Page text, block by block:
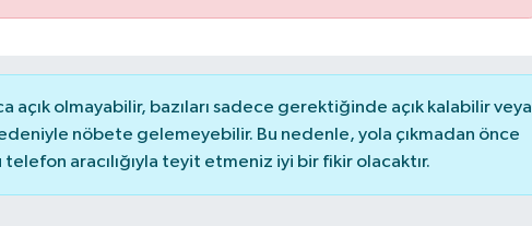
açık olmayabilir, bazıları sadece gerektiğinde açık kalabilir veya
nöbete gelemeyebilir. Bu nedenle, yola çıkmadan önce
aracılığıyla teyit etmeniz iyi bir fikir olacaktır.